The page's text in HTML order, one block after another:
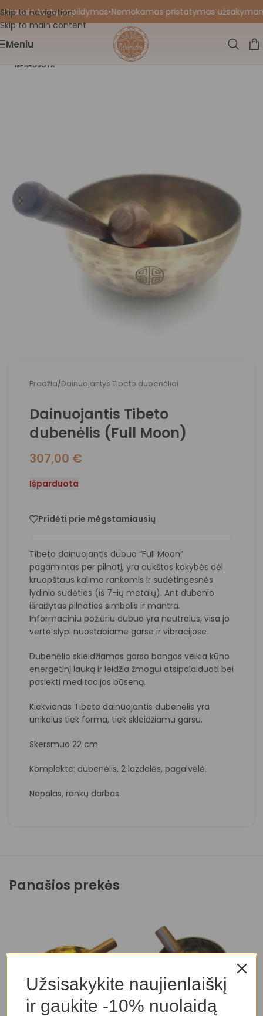
Skip to navigation
Skip to main content
kortų papildymas•Nemokamas pristatymas
Meniu
IŠPARDUOTA
Pradžia/Dainuojantys Tibeto dubenėliai
Dainuojantis Tibeto
dubenėlis (Full Moon)
307,00 €
Išparduota
Pridėti prie mėgstamiausių
Tibeto dainuojantis dubuo “Full Moon”
pagamintas per pilnatį, yra aukštos kokybės dėl
kruopštaus kalimo rankomis ir sudėtingesnės
lydinio sudėties (iš 7-ių metalų). Ant dubenio
išraižytas pilnaties simbolis ir mantra.
Informaciniu požiūriu dubuo yra neutralus, visa jo
vertė slypi nuostabiame garse ir vibracijose.
Dubenėlio skleidžiamos garso bangos veikia kūno
energetinį lauką ir leidžia žmogui atsipalaiduoti bei
pasiekti meditacijos būseną.
Kiekvienas Tibeto dainuojantis dubenėlis yra
unikalus tiek forma, tiek skleidžiamu garsu.
Skersmuo 22 cm
Komplekte: dubenėlis, 2 lazdelės, pagalvėlė.
Nepalas, rankų darbas.
Panašios prekės
Užsisakykite naujienlaiškį
ir gaukite -10% nuolaidą